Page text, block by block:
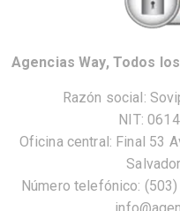
Agencias Way, Todos
Razón social:
NIT:
Oficina central: Final 53
Número telefónico: